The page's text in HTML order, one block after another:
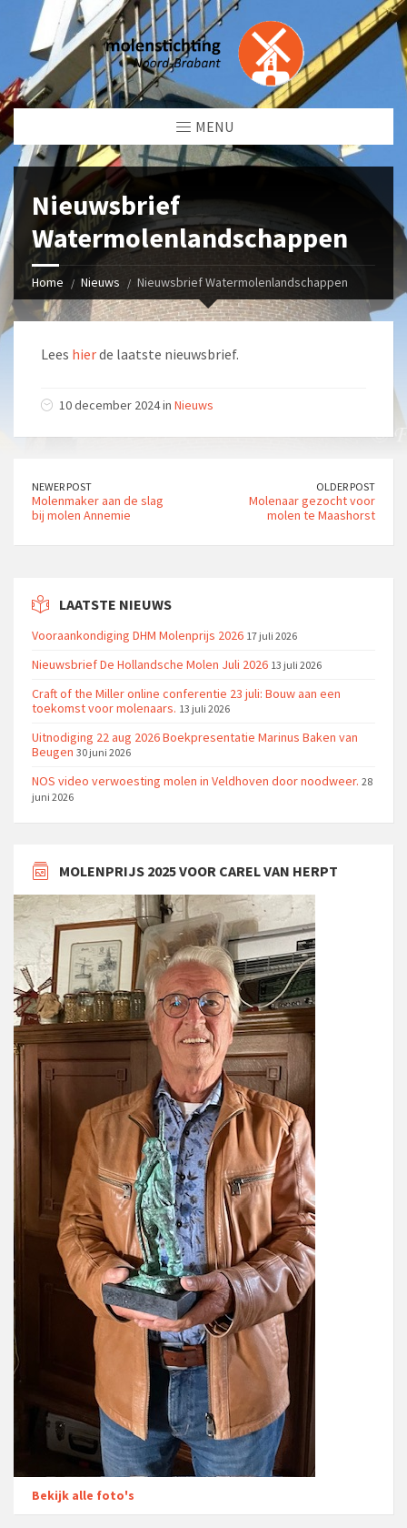
MENU
Nieuwsbrief
Watermolenlandschappen
Home Nieuws Nieuwsbrief Watermolenlandschappen
Lees hierde laatste nieuwsbrief.
10 december 2024 in Nieuws
NEWER POST
Molenmaker aan de slag
bij molen Annemie
OLDER POST
Molenaar gezocht voor
molen te Maashorst
LAATSTE NIEUWS
Vooraankondiging DHM Molenprijs 2026 17 juli 2026
Nieuwsbrief De Hollandsche Molen Juli 2026 13 juli 2026
Craft of the Miller online conferentie 23 juli: Bouw aan een
toekomst voor molenaars. 13 juli 2026
Uitnodiging 22 aug 2026 Boekpresentatie Marinus Baken van
Beugen 30 juni 2026
NOS video verwoesting molen in Veldhoven door noodweer. 28
juni 2026
MOLENPRIJS 2025 VOOR CAREL VAN HERPT
Bekijk alle foto's